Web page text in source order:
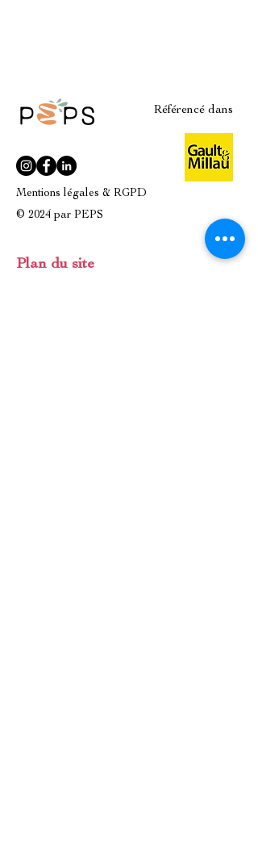
Référencé dans
Mentions légales & RGPD
© 2024 par PEPS
Plan du site